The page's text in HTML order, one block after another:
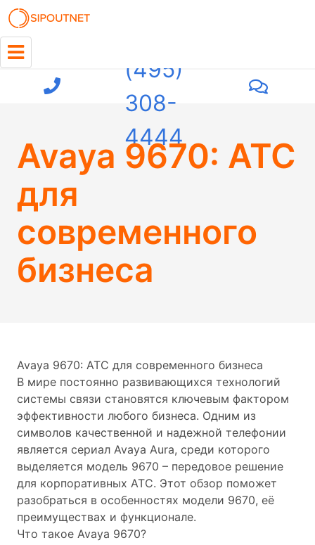
(495)
308-
4444
Avaya 9670: АТС
для
современного
бизнеса
Avaya 9670: АТС для современного бизнеса
В мире постоянно развивающихся технологий
системы связи становятся ключевым фактором
эффективности любого бизнеса. Одним из
символов качественной и надежной телефонии
является сериал Avaya Aura, среди которого
выделяется модель 9670 – передовое решение
для корпоративных АТС. Этот обзор поможет
разобраться в особенностях модели 9670, её
преимуществах и функционале.
Что такое Avaya 9670?